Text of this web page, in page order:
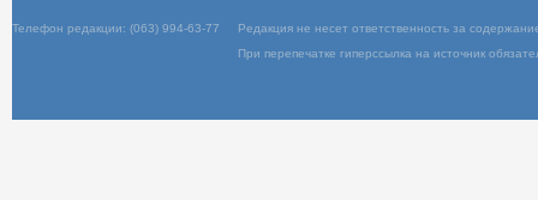
Телефон редакции: (063) 994-63-77
При